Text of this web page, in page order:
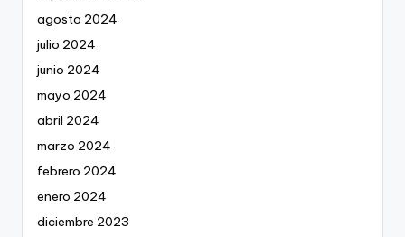
agosto 2024
julio 2024
junio 2024
mayo 2024
abril 2024
marzo 2024
febrero 2024
enero 2024
diciembre 2023